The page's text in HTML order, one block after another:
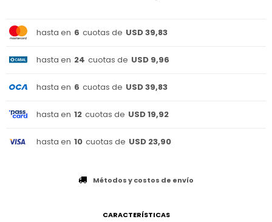
hasta en 6 cuotas de USD 39,83
hasta en 24 cuotas de USD 9,96
hasta en 6 cuotas de USD 39,83
hasta en 12 cuotas de USD 19,92
hasta en 10 cuotas de USD 23,90
Métodos y costos de envío
CARACTERÍSTICAS